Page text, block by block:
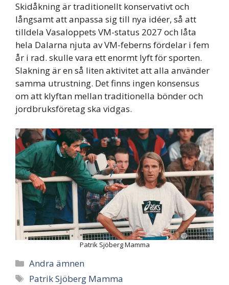
Skidåkning är traditionellt konservativt och
långsamt att anpassa sig till nya idéer, så att
tilldela Vasaloppets VM-status 2027 och låta
hela Dalarna njuta av VM-feberns fördelar i fem
år i rad. skulle vara ett enormt lyft för sporten.
Slakning är en så liten aktivitet att alla använder
samma utrustning. Det finns ingen konsensus
om att klyftan mellan traditionella bönder och
jordbruksföretag ska vidgas.
Patrik Sjöberg Mamma
Categories
Andra ämnen
Tags
Patrik Sjöberg Mamma